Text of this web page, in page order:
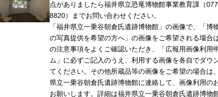
点がありましたら福井県立恐竜博物館事業教育課（
8820）までお問い合わせください。
「福井県立一乗谷朝倉氏遺跡博物館」の画像で、「博
の写真提供を希望の方へ」の画像をご希望される場合
の注意事項をよくご確認いただき、「広報用画像利用
ム」に必ずご記入のうえ、利用する画像を各自でダウ
てください。その他所蔵品等の画像をご希望の場合は
県立一乗谷朝倉氏遺跡博物館に連絡して、画像利用の
お願いします。詳細は福井県立一乗谷朝倉氏遺跡博物